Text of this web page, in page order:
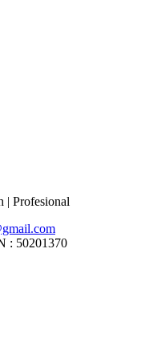
| Profesional
: 50201370